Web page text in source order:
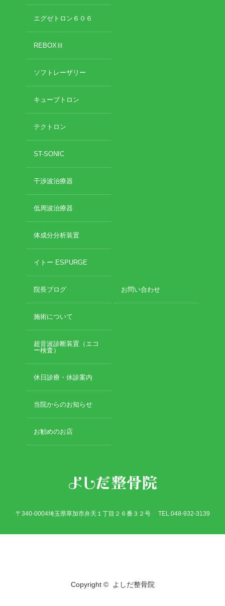
エグゼトロン６０６
REBOXⅢ
ソフトレーザリー
キューブトロン
テクトロン
ST-SONIC
干渉波治療器
低周波治療器
体成分分析装置
イトー ESPURGE
院長ブログ
施術について
超音波診断装置（エコ
ー検査）
休日診療・休診案内
当院からのお知らせ
お勧めのお店
お問い合わせ
〒340-0004埼玉県草加市弁天１丁目２６番３２号 TEL.048-932-3139
Copyright © よしだ整骨院